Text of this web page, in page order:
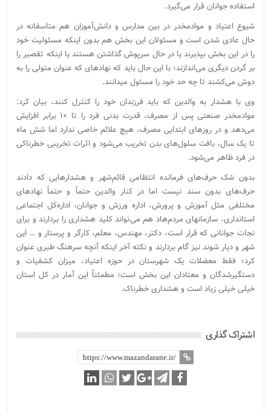
استفاده جوانان قرار می‌گیرد.
شیوع اعتیاد و موادمخدر در بین مدارس و دانش‌آموزان هم متاسفانه در
حال عادی شدن است و مسئولان این بخش هم بدون اینکه مسئولیت خود
را در این بخش بپذیرند یا در حال سرپوش گذاشتن هستند یا اینکه تقصیر را
بر گردن دیگری می‌اندازند؛ با این حال باید که نهادهای که عنوان متولی را به
دوش می‌کشند تا چه حد خود را مسئول می‎دانند.
وی با هشدار به والدین که باید فرزندان خود را کنترل کنند، بیان کرد:
موادمخدر صنعتی پس از مصرف، قدرت بدنی فرد را تا ۱۰ برابر افزایش
می‌دهد و در روز‌های ابتدایی مصرف، هیچ علائم خاصی ندارد اما شش ماه
تا یک سال، بافت سلول‌های بدن تخریب می‌شود و اثرات تخریبی خطرناکی
در فرد ظاهر می‌شود.
بدون شک حرف‌های فرمانده انتظامی قائم‌شهر و هشدارهایی که دادند
حرف‌های بدون سند نیست اما در کنار والدین حتماً و حتماً نهادهای
مختلفی مثل آموزش و پرورش، اداره ورزش و جوانان، اداره‌کل‌ اجتماعی
استانداری، سازمان‎های مردم‌هاد هم می‌تواند کلید هشداری را بردارند و برای
نجات جوانانی که قرار است، دکتر، مهندس، معلم، کارگر و پرستار و … این
شهر و دیار شوند نیز گام بردارند و نکته آخر اینکه آنچه سرهنگ طبری عنوان
کرد؛ فقط معضلات یک شهرستان در حوزه اعتیاد، میزان کشفیات و
دستگیرشدگان و معتادان این بخش است؛ مطمئناً این آمار در کل استان
خیلی خیلی زیاد است و هشداری خطرناک.
اشتراک گذاری